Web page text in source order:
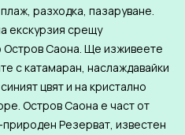
разходка, пазаруване.
екскурзия срещу
Саона. Ще изживеете
с катамаран, наслаждавайки
цвят и на кристално
Остров Саона е част от
Резерват, известен